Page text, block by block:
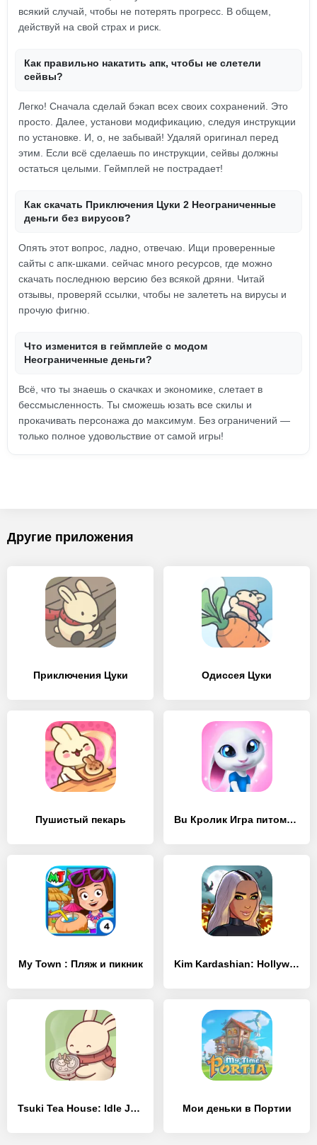
всякий случай, чтобы не потерять прогресс. В общем,
действуй на свой страх и риск.
Как правильно накатить апк, чтобы не слетели
сейвы?
Легко! Сначала сделай бэкап всех своих сохранений. Это
просто. Далее, установи модификацию, следуя инструкции
по установке. И, о, не забывай! Удаляй оригинал перед
этим. Если всё сделаешь по инструкции, сейвы должны
остаться целыми. Геймплей не пострадает!
Как скачать Приключения Цуки 2 Неограниченные
деньги без вирусов?
Опять этот вопрос, ладно, отвечаю. Ищи проверенные
сайты с апк-шками. сейчас много ресурсов, где можно
скачать последнюю версию без всякой дряни. Читай
отзывы, проверяй ссылки, чтобы не залететь на вирусы и
прочую фигню.
Что изменится в геймплейе с модом
Неограниченные деньги?
Всё, что ты знаешь о скачках и экономике, слетает в
бессмысленность. Ты сможешь юзать все скилы и
прокачивать персонажа до максимум. Без ограничений —
только полное удовольствие от самой игры!
Другие приложения
Приключения Цуки Одиссея Цуки
Пушистый пекарь Bu Кролик Игра питомцы уход
My Town : Пляж и пикник Kim Kardashian: Hollywood
Tsuki Tea House: Idle Journey Мои деньки в Портии